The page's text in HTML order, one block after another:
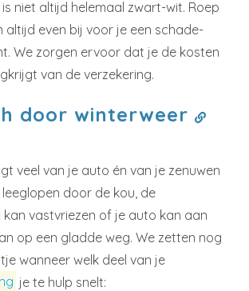
niet altijd helemaal zwart-wit. Roep
altijd even bij voor je een schade-
We zorgen ervoor dat je de kosten
van de verzekering.
door winterweer
veel van je auto én van je zenuwen
door de kou, de
vastvriezen of je auto kan aan
op een gladde weg. We zetten nog
wanneer welk deel van je
je te hulp snelt: